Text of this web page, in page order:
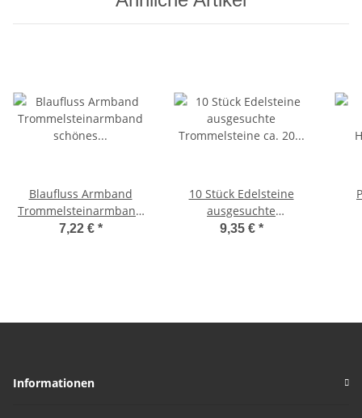
Blaufluss Armband
Trommelsteinarmband
schönes
7,22 € *
10 Stück Edelsteine
ausgesuchte
Trommelsteine ca. 20 -
9,35 € *
Informationen